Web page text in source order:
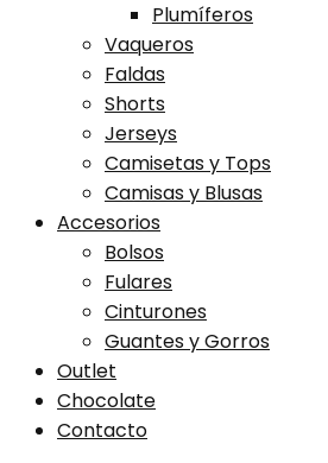
Plumíferos
Vaqueros
Faldas
Shorts
Jerseys
Camisetas y Tops
Camisas y Blusas
Accesorios
Bolsos
Fulares
Cinturones
Guantes y Gorros
Outlet
Chocolate
Contacto